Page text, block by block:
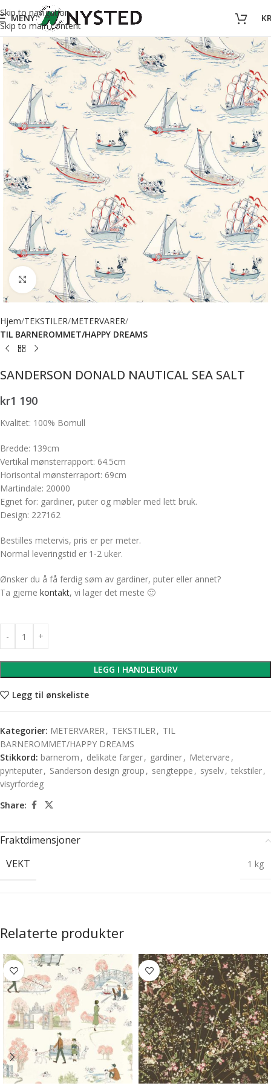
Skip to navigation
Skip to main content
MENY
Forstørr bilde
Hjem TEKSTILER METERVARER
TIL BARNEROMMET/HAPPY DREAMS
SANDERSON DONALD NAUTICAL SEA SALT
kr1 190
Kvalitet: 100% Bomull
Bredde: 139cm
Vertikal mønsterrapport: 64.5cm
Horisontal mønsterraport: 69cm
Martindale: 20000
Egnet for: gardiner, puter og møbler med lett bruk.
Design: 227162
Bestilles metervis, pris er per meter.
Normal leveringstid er 1-2 uker.
Ønsker du å få ferdig søm av gardiner, puter eller annet?
Ta gjerne kontakt, vi lager det meste 🙂
LEGG I HANDLEKURV
Legg til ønskeliste
Kategorier: METERVARER, TEKSTILER, TIL
BARNEROMMET/HAPPY DREAMS
Stikkord: barnerom , delikate farger, gardiner, Metervare ,
pynteputer, Sanderson design group , sengteppe , syselv, tekstiler,
visyrfordeg
Share:
Fraktdimensjoner
VEKT
1 kg
Relaterte produkter